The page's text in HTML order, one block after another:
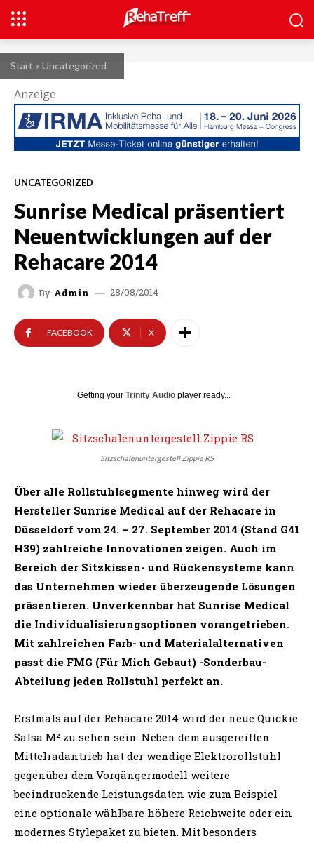
Start Uncategorized
Anzeige
UNCATEGORIZED
Sunrise Medical präsentiert
Neuentwicklungen auf der
Rehacare 2014
By Admin 28/08/2014
FACEBOOK X
Getting your Trinity Audio player ready...
Sitzschalenuntergestell Zippie RS
Über alle Rollstuhlsegmente hinweg wird der
Hersteller Sunrise Medical auf der Rehacare in
Düsseldorf vom 24. – 27. September 2014 (Stand G41
H39) zahlreiche Innovationen zeigen. Auch im
Bereich der Sitzkissen- und Rückensysteme kann
das Unternehmen wieder überzeugende Lösungen
präsentieren. Unverkennbar hat Sunrise Medical
die Individualisierungsoptionen vorangetrieben.
Mit zahlreichen Farb- und Materialalternativen
passt die FMG (Für Mich Gebaut) -Sonderbau-
Abteilung jeden Rollstuhl perfekt an.
Erstmals auf der Rehacare 2014 wird der neue Quickie
Salsa M² zu sehen sein. Neben dem ausgereiften
Mittelradantrieb hat der wendige Elektrorollstuhl
gegenüber dem Vorgängermodell weitere
beeindruckende Leistungsdaten wie zum Beispiel
eine optionale wählbare höhere Reichweite oder ein
modernes Stylepaket zu bieten. Mit besonders